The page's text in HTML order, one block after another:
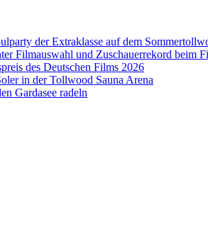
der Extraklasse auf dem
Filmauswahl und Zuschauerrekord beim
des Deutschen Films 2026
in der Tollwood Sauna Arena
Gardasee radeln